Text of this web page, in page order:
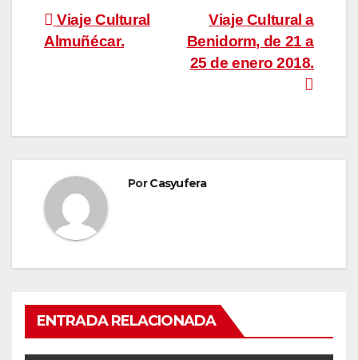
Navegación
de
Viaje Cultural a
Benidorm, de 21 a
25 de enero 2018.
Viaje Cultural
Almuñécar.
PorCasyufera
ENTRADA RELACIONADA